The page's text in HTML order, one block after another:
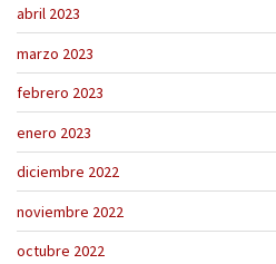
abril 2023
marzo 2023
febrero 2023
enero 2023
diciembre 2022
noviembre 2022
octubre 2022